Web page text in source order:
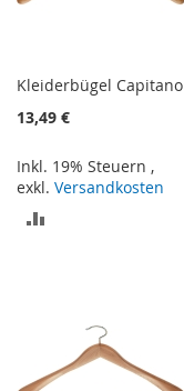
Kleiderbügel Capitano
13,49 €
Inkl. 19% Steuern ,
exkl. Versandkosten